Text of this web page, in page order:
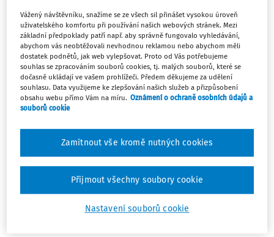
dříve nevídané role - ICT manažer, ICT pedagog, ICT
metodik a ICT správce.
V JSI převládá názor, že na celorepublikové úrovni je jako
jediná zcela opomíjená právě role ICT správce. Přitom o
její potřebnosti svědčí i fakt, že o údržbu ICT se nezřídka
stará buď ICT pedagog nebo jmenovaný ICT metodik (při
sníženém úvazku) či vzdělaný a funkčně zařazený ICT
manažer-koordinátor. Nemálo škol zajišťuje správu ICT
také externí firmou či nasmlouvaným nepedagogickým
pracovníkem; je jasné, že následně jsou nasnadě spíše
problémy pracovně-právní a také vyjednání přesného
se bezesporu vedení školy a učitelé, kteří s ICT ve škole
Vážený návštěvníku, snažíme se ze všech sil přinášet vysokou úroveň
uživatelského komfortu při používání našich webových stránek. Mezi
základní předpoklady patří např. aby správně fungovalo vyhledávání,
abychom vás neobtěžovali nevhodnou reklamou nebo abychom měli
dostatek podnětů, jak web vylepšovat. Proto od Vás potřebujeme
souhlas se zpracováním souborů cookies, tj. malých souborů, které se
dočasně ukládají ve vašem prohlížeči. Předem děkujeme za udělení
souhlasu. Data využijeme ke zlepšování našich služeb a přizpůsobení
obsahu webu přímo Vám na míru. Oznámení o ochraně osobních údajů a
souborů cookie
Nastavení souborů cookie
Zamítnout vše kromě nutných cookies
Přijmout všechny soubory cookie